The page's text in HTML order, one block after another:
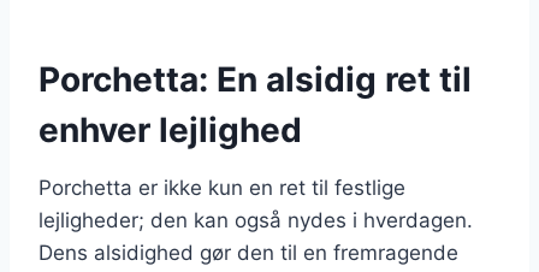
Porchetta: En alsidig ret til
enhver lejlighed
Porchetta er ikke kun en ret til festlige
lejligheder; den kan også nydes i hverdagen.
Dens alsidighed gør den til en fremragende